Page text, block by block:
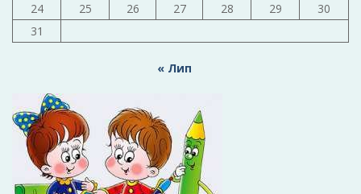
24
25 26 27 28 29
30
31
« Лип